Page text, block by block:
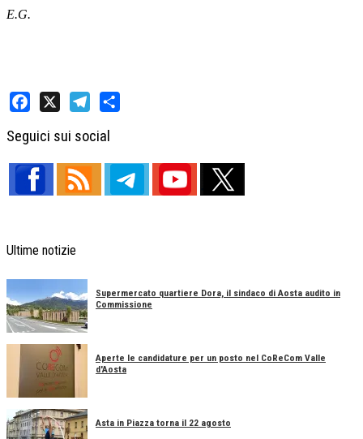
E.G.
Seguici sui social
Ultime notizie
Supermercato quartiere Dora, il sindaco di Aosta audito in
Commissione
Aperte le candidature per un posto nel CoReCom Valle
d'Aosta
Asta in Piazza torna il 22 agosto